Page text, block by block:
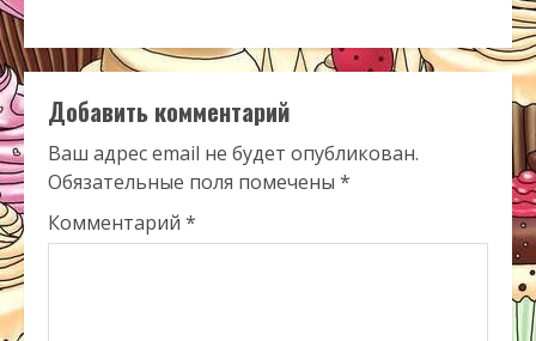
Добавить комментарий
Ваш адрес email не будет опубликован.
Обязательные поля помечены *
Комментарий *